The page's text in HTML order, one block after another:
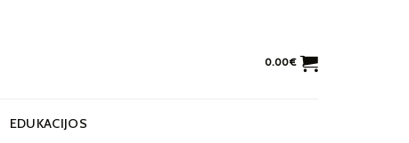
0.00€
EDUKACIJOS